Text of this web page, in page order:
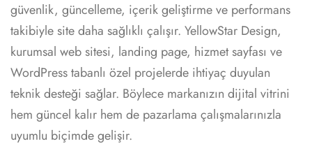
güvenlik, güncelleme, içerik geliştirme ve performans
takibiyle site daha sağlıklı çalışır. YellowStar Design,
kurumsal web sitesi, landing page, hizmet sayfası ve
WordPress tabanlı özel projelerde ihtiyaç duyulan
teknik desteği sağlar. Böylece markanızın dijital vitrini
hem güncel kalır hem de pazarlama çalışmalarınızla
uyumlu biçimde gelişir.